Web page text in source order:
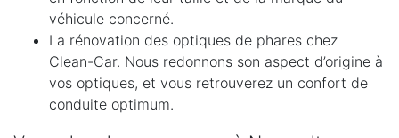
véhicule concerné.
La rénovation des optiques de phares chez
Clean-Car. Nous redonnons son aspect d’origine à
vos optiques, et vous retrouverez un confort de
conduite optimum.